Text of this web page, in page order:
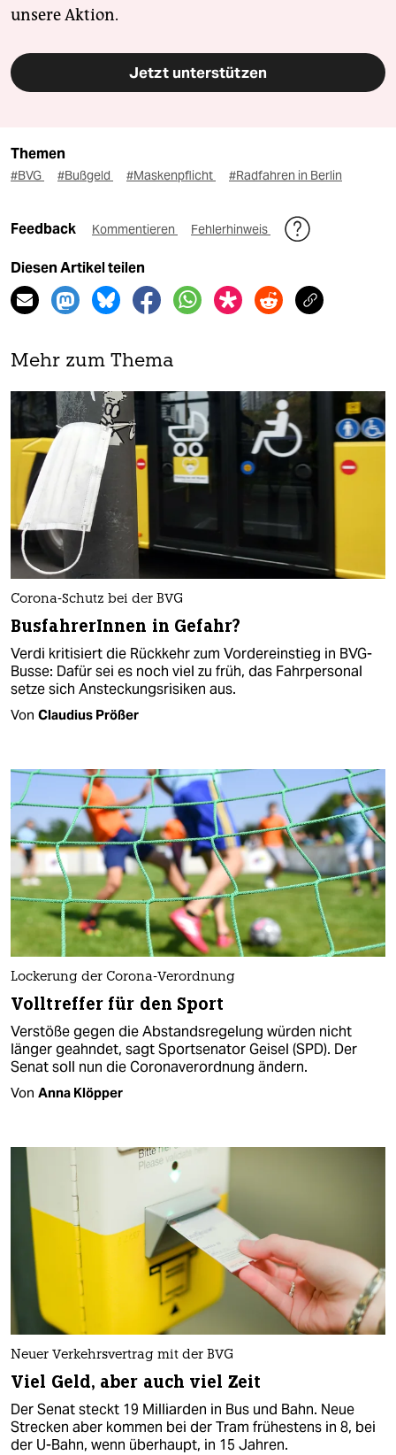
unsere Aktion.
Jetzt unterstützen
Themen
#BVG #Bußgeld #Maskenpflicht #Radfahren in Berlin
Feedback Kommentieren Fehlerhinweis
Diesen Artikel teilen
Mehr zum Thema
Corona-Schutz bei der BVG
BusfahrerInnen in Gefahr?
Verdi kritisiert die Rückkehr zum Vordereinstieg in BVG-
Busse: Dafür sei es noch viel zu früh, das Fahrpersonal
setze sich Ansteckungsrisiken aus.
Von Claudius Prößer
Lockerung der Corona-Verordnung
Volltreffer für den Sport
Verstöße gegen die Abstandsregelung würden nicht
länger geahndet, sagt Sportsenator Geisel (SPD). Der
Senat soll nun die Coronaverordnung ändern.
Von Anna Klöpper
Neuer Verkehrsvertrag mit der BVG
Viel Geld, aber auch viel Zeit
Der Senat steckt 19 Milliarden in Bus und Bahn. Neue
Strecken aber kommen bei der Tram frühestens in 8, bei
der U-Bahn, wenn überhaupt, in 15 Jahren.